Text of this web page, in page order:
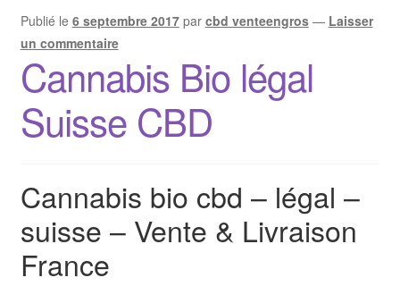
Contact
Publié le 6 septembre 2017 par cbd venteengros — Laisser
un commentaire
Cannabis Bio légal
Suisse CBD
Cannabis bio cbd – légal –
suisse – Vente & Livraison
France